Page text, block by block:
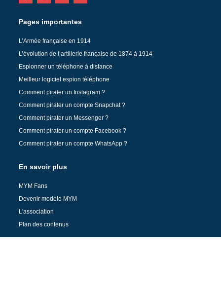
Pages importantes
L’Armée française en 1914
L’évolution de l’artillerie française de 1874 à 1914
Espionner un téléphone à distance
Meilleur logiciel espion téléphone
Comment pirater un Instagram ?
Comment pirater un compte Snapchat ?
Comment pirater un Messenger ?
Comment pirater un compte Facebook ?
Comment pirater un compte WhatsApp ?
En savoir plus
MYM Fans
Devenir modèle MYM
L'association
Plan des contenus